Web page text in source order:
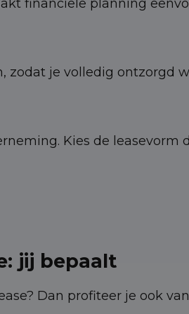
financiële planning
zodat je volledig ontzorgd
Kies de leasevorm
jij bepaalt
Dan profiteer je ook